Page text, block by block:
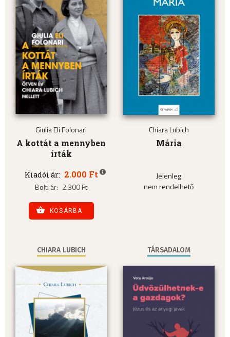
Giulia Eli Folonari
A kottát a mennyben
írták
Kiadói ár: 2.000 Ft
Bolti ár: 2.300 Ft
KOSÁRBA
Chiara Lubich
Mária
Jelenleg
nem rendelhető
CHIARA LUBICH TÁRSADALOM